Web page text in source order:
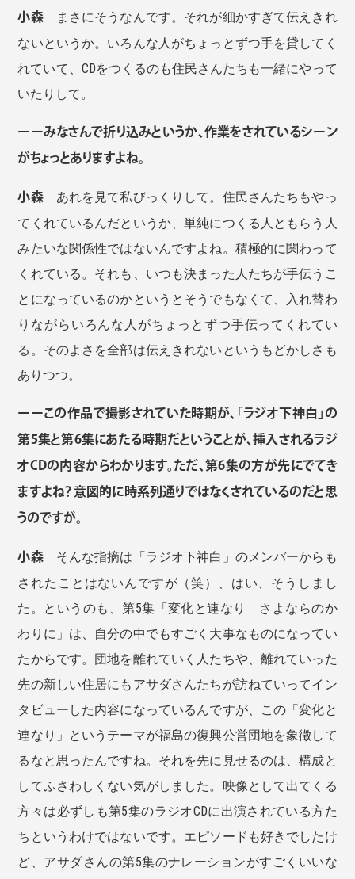
小森まさにそうなんです。それが細かすぎて伝えきれ
ないというか。いろんな人がちょっとずつ手を貸してく
れていて、CDをつくるのも住民さんたちも一緒にやって
いたりして。
ーーみなさんで折り込みというか、作業をされているシーン
がちょっとありますよね。
小森あれを見て私びっくりして。住民さんたちもやっ
てくれているんだというか、単純につくる人ともらう人
みたいな関係性ではないんですよね。積極的に関わって
くれている。それも、いつも決まった人たちが手伝うこ
とになっているのかというとそうでもなくて、入れ替わ
りながらいろんな人がちょっとずつ手伝ってくれてい
る。そのよさを全部は伝えきれないというもどかしさも
ありつつ。
ーーこの作品で撮影されていた時期が、「ラジオ下神白」の
第5集と第6集にあたる時期だということが、挿入されるラジ
オCDの内容からわかります。ただ、第6集の方が先にでてき
ますよね？意図的に時系列通りではなくされているのだと思
うのですが。
小森そんな指摘は「ラジオ下神白」のメンバーからも
されたことはないんですが（笑）、はい、そうしまし
た。というのも、第5集「変化と連なり さよならのか
わりに」は、自分の中でもすごく大事なものになってい
たからです。団地を離れていく人たちや、離れていった
先の新しい住居にもアサダさんたちが訪ねていってイン
タビューした内容になっているんですが、この「変化と
連なり」というテーマが福島の復興公営団地を象徴して
るなと思ったんですね。それを先に見せるのは、構成と
してふさわしくない気がしました。映像として出てくる
方々は必ずしも第5集のラジオCDに出演されている方た
ちというわけではないです。エピソードも好きでしたけ
ど、アサダさんの第5集のナレーションがすごくいいな